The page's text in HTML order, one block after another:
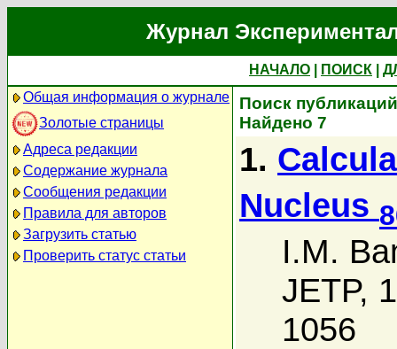
Журнал
НАЧАЛО ПОИСК
Общая информация о журнале
Золотые страницы
Адреса редакции
Содержание журнала
Сообщения редакции
Правила для авторов
Загрузить статью
Проверить статус статьи
Поиск
Найдено 7
1.
Nucleus
I.M.
JETP,
1056